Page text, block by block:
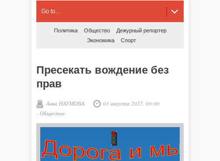
Go to...
Политика Общество
Дежурный репортер
Экономика
Спорт
Пресекать вождение без
прав
Анна НАУМОВА
03 августа 2025, 09:00
- Общество